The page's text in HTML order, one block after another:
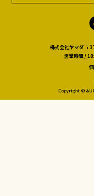
株式会社ヤマダ 〒
営業時間 /
Copyright ©